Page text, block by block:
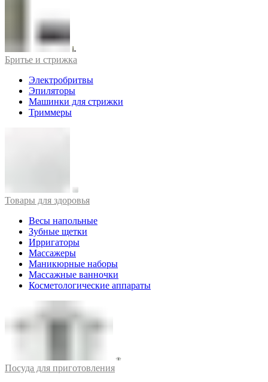
Бритье и стрижка
Электробритвы
Эпиляторы
Машинки для стрижки
Триммеры
Товары для здоровья
Весы напольные
Зубные щетки
Ирригаторы
Массажеры
Маникюрные наборы
Массажные ванночки
Косметологические аппараты
Посуда для приготовления